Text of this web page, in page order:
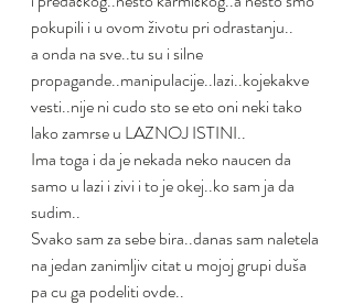
pokupili i u ovom životu pri odrastanju..
a onda na sve..tu su i silne
propagande..manipulacije..lazi..kojekakve
vesti..nije ni cudo sto se eto oni neki tako
lako zamrse u LAZNOJ ISTINI..
Ima toga i da je nekada neko naucen da
samo u lazi i zivi i to je okej..ko sam ja da
sudim..
Svako sam za sebe bira..danas sam naletela
na jedan zanimljiv citat u mojoj grupi duša
pa cu ga podeliti ovde..